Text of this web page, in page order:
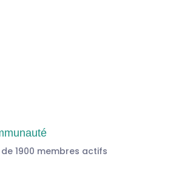
de 1900 membres actifs